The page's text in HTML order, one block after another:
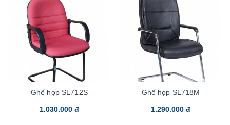
Ghế họp SL712S
1.030.000 đ
Ghế họp SL718M
1.290.000 đ